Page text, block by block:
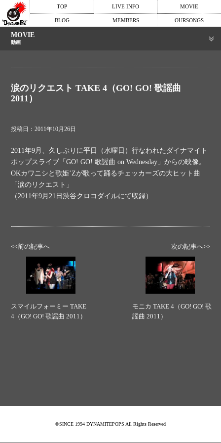
TOP LIVE INFO MOVIE
BLOG MEMBERS OURSONGS
MOVIE
動画
涙のリクエスト TAKE 4（GO! GO! 歌謡曲
2011）
投稿日：2011年10月26日
2011年9月、久しぶりに平日（水曜日）行なわれたダイナマイト
ポップスライブ「GO! GO! 歌謡曲 on Wednesday」からの映像。
OKカワニシと歌姫’Zが歌って踊るチェッカーズの大ヒット曲
「涙のリクエスト」
（2011年9月21日渋谷クロコダイルにて収録）
<<前の記事へ
スマイルフォーミー TAKE
4（GO! GO! 歌謡曲 2011）
次の記事へ>>
モニカ TAKE 4（GO! GO! 歌
謡曲 2011）
©SINCE 1994 DYNAMITEPOPS All Rights Reserved